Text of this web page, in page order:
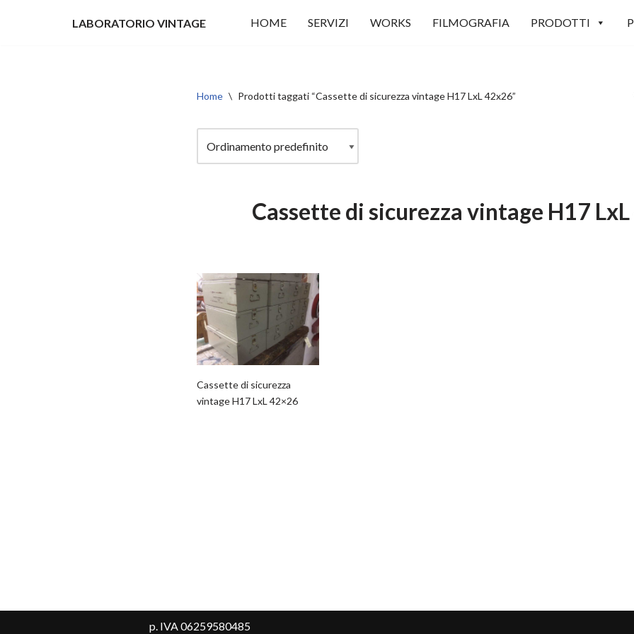
LABORATORIO VINTAGE HOME SERVIZI WORKS FILMOGRAFIA PRODOTTI
Home \ Prodotti taggati “Cassette di sicurezza vintage H17 LxL 42x26”
Cassette di sicurezza vintage H17
Cassette di sicurezza
vintage H17 LxL 42×26
p. IVA 06259580485